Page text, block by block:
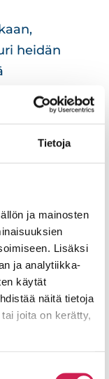
Tietoja
ja mainosten
Lisäksi
ja analytiikka-
käytät
näitä tietoja
joita on kerätty,
heidän
– alkaen
monia